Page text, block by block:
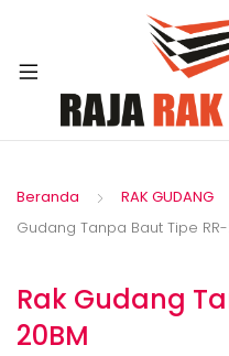
Beranda RAK GUDANG
Gudang Tanpa Baut Tipe RR-
Rak Gudang
20BM